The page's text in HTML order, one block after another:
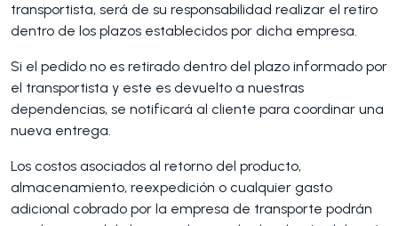
transportista, será de su responsabilidad realizar el retiro
dentro de los plazos establecidos por dicha empresa.
Si el pedido no es retirado dentro del plazo informado por
el transportista y este es devuelto a nuestras
dependencias, se notificará al cliente para coordinar una
nueva entrega.
Los costos asociados al retorno del producto,
almacenamiento, reexpedición o cualquier gasto
adicional cobrado por la empresa de transporte podrán